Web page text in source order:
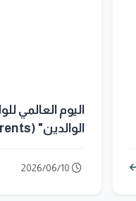
اليوم العالمي
الوالدين" (Together for Parents)